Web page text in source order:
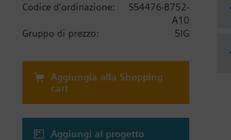
Codice d'ordinazione:
S54476-B752-
A10
Gruppo di prezzo:
5IG
Aggiungia alla Shopping
cart
Aggiungi al progetto